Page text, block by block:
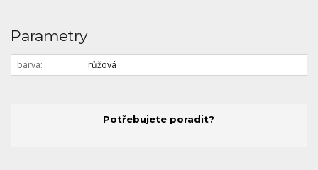
Parametry
barva růžová
Potřebujete poradit?